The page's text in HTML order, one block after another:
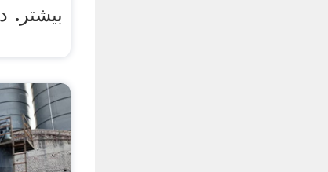
بیشتر.